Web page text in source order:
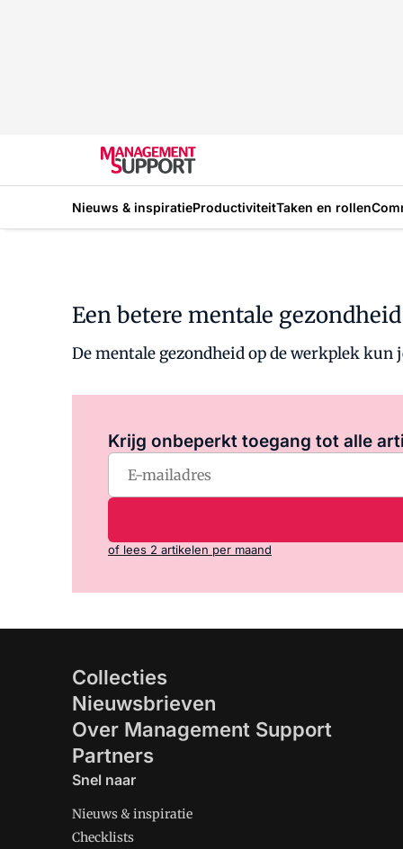
Nieuws & inspiratieProductiviteitTaken en rollen
Een betere mentale
De mentale gezondheid op de werkplek
Krijg onbeperkt toegang tot alle
of lees 2 artikelen per maand
Collecties
Nieuwsbrieven
Over Management Support
Partners
Snel naar
Nieuws & inspiratie
Checklists